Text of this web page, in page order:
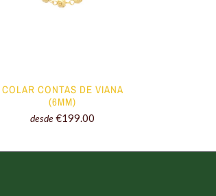
COLAR CONTAS DE VIANA
(6MM)
desde €199.00